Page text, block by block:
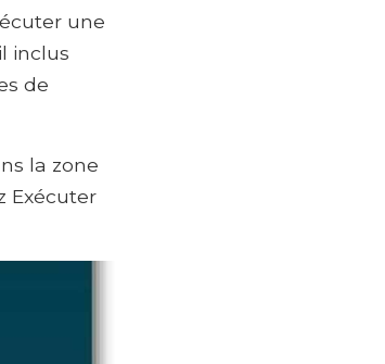
une
inclus
de
la zone
Exécuter